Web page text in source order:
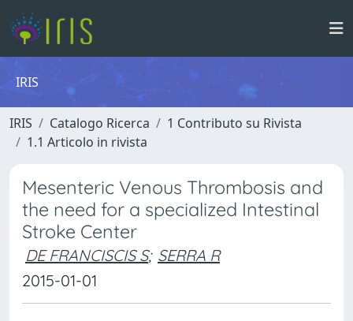
IRIS
IRIS Catalogo Ricerca
1 Contributo su Rivista
1.1 Articolo in rivista
Mesenteric Venous Thrombosis and
the need for a specialized Intestinal
Stroke Center
DE FRANCISCIS S; SERRA R
2015-01-01